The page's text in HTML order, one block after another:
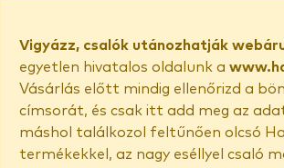
Vigyázz, csalók utánozhatják
egyetlen hivatalos oldalunk a
Vásárlás előtt mindig ellenőrizd a
címsorát, és csak itt add meg az
máshol találkozol feltűnően olcsó
termékekkel, az nagy eséllyel csaló